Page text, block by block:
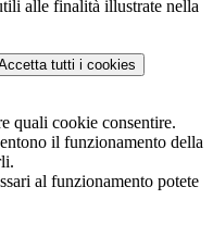
alle finalità illustrate nella
tutti i cookies
quali cookie consentire.
il funzionamento della
al funzionamento potete